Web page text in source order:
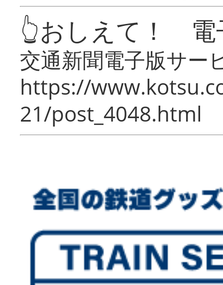
👆おしえて！ 電
交通新聞電子版サー
https://
21/post_4048.html